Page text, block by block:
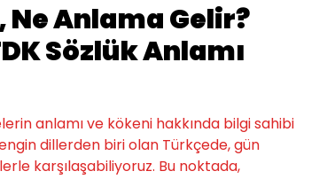
Anlama Gelir?
Sözlük Anlamı
anlamı ve kökeni hakkında bilgi sahibi
dillerden biri olan Türkçede, gün
karşılaşabiliyoruz. Bu noktada,